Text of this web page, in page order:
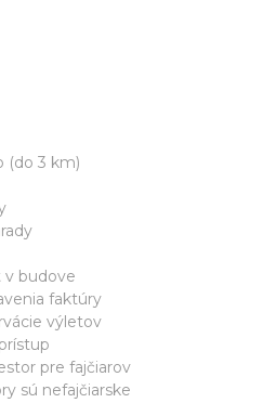
(do 3 km)
v budove
faktúry
výletov
pre fajčiarov
sú nefajčiarske